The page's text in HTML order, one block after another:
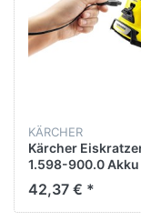
KÄRCHER
Kärcher
1.598-900.0 Akku
42,37 € *